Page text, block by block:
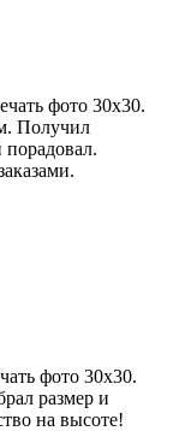
фото 30х30.
Получил
порадовал.
фото 30х30.
размер и
на высоте!